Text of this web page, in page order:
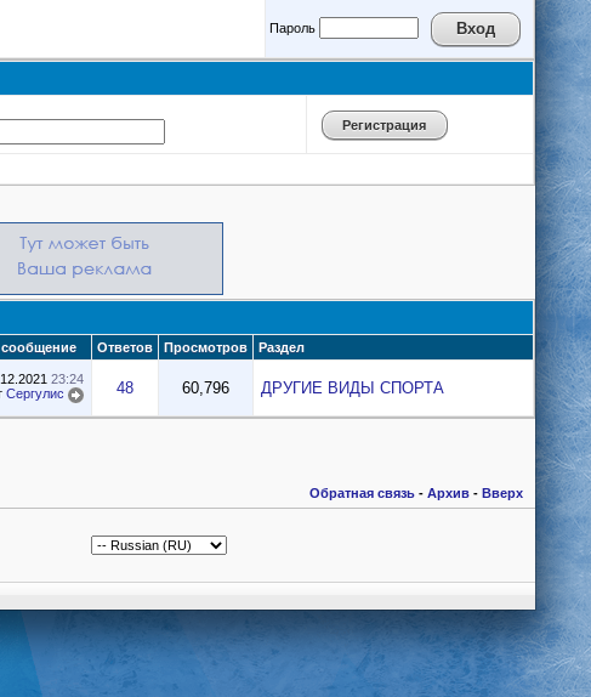
Пароль
Ответов Просмотров Раздел
23:24
Сергулис 48 60,796 ДРУГИЕ ВИДЫ СПОРТА
Обратная связь - Архив - Вверх